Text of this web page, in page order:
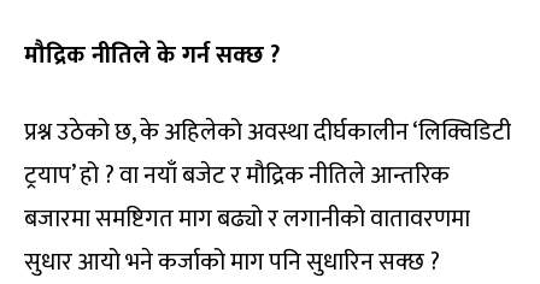
मौद्रिक नीतिले के गर्न सक्छ ?
प्रश्न उठेको छ, के अहिलेको अवस्था दीर्घकालीन ‘लिक्विडिटी
ट्रयाप’ हो ? वा नयाँ बजेट र मौद्रिक नीतिले आन्तरिक
बजारमा समष्टिगत माग बढ्यो र लगानीको वातावरणमा
सुधार आयो भने कर्जाको माग पनि सुधारिन सक्छ ?